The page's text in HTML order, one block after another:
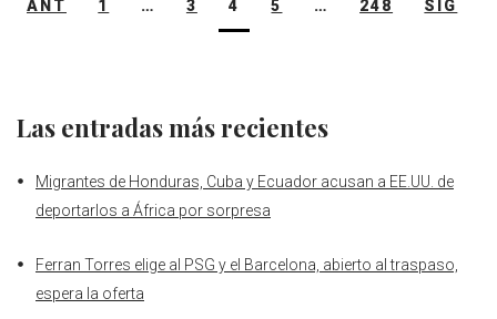
e
d
ANT 1 … 3 4 5 … 248 SIG
Las entradas más recientes
Migrantes de Honduras, Cuba y Ecuador acusan a EE.UU. de
deportarlos a África por sorpresa
Ferran Torres elige al PSG y el Barcelona, abierto al traspaso,
espera la oferta